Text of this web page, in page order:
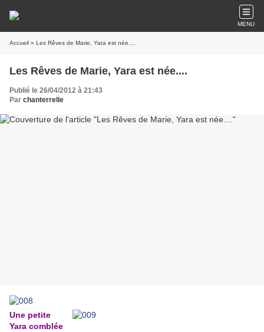
MENU
Accueil » Les Rêves de Marie, Yara est née....
Les Rêves de Marie, Yara est née....
Publié le 26/04/2012 à 21:43
Par chanterrelle
Une petite
Yara comblée